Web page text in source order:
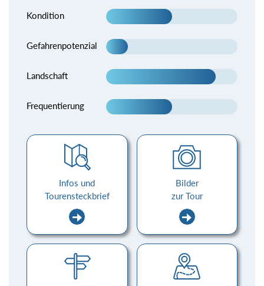
Kondition
Gefahrenpotenzial
Landschaft
Frequentierung
Infos und
Tourensteckbrief
Bilder
zur Tour